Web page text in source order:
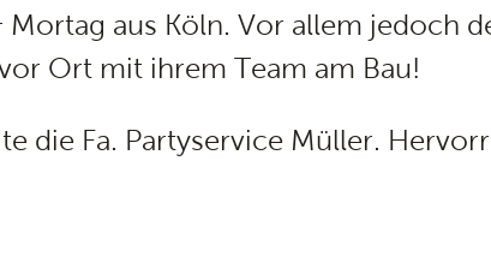
Mortag aus Köln. Vor allem jedoch
Ort mit ihrem Team am Bau!
die Fa. Partyservice Müller.